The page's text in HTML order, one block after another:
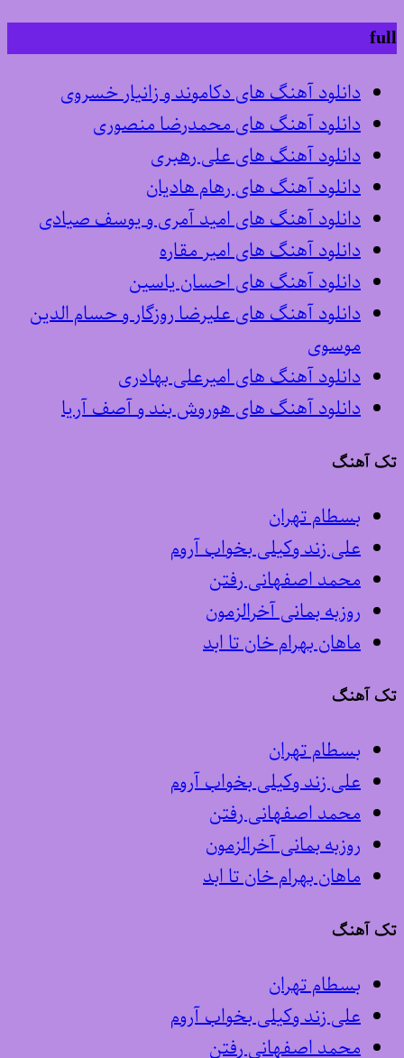
full
دانلود آهنگ های دکاموند و زانیار خسروی
دانلود آهنگ های محمدرضا منصوری
دانلود آهنگ های علی رهبری
دانلود آهنگ های رهام هادیان
دانلود آهنگ های امید آمری و یوسف صیادی
دانلود آهنگ های امیر مقاره
دانلود آهنگ های احسان یاسین
دانلود آهنگ های علیرضا روزگار و حسام الدین
موسوی
دانلود آهنگ های امیرعلی بهادری
دانلود آهنگ های هوروش بند و آصف آریا
تک آهنگ
بسطام تهران
علی زند وکیلی بخواب آروم
محمد اصفهانی رفتن
روزبه بمانی آخرالزمون
ماهان بهرام خان تا ابد
تک آهنگ
بسطام تهران
علی زند وکیلی بخواب آروم
محمد اصفهانی رفتن
روزبه بمانی آخرالزمون
ماهان بهرام خان تا ابد
تک آهنگ
بسطام تهران
علی زند وکیلی بخواب آروم
محمد اصفهانی رفتن